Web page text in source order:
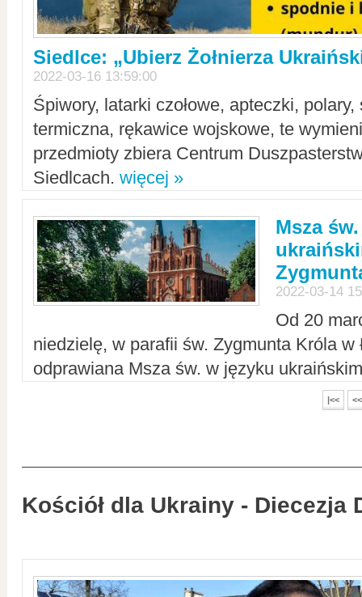
Siedlce: „Ubierz Żołnierza
2022-03-16 13:59:00
Śpiwory, latarki czołowe, apteczki,
termiczna, rękawice wojskowe, te
przedmioty zbiera Centrum
Siedlcach. więcej »
Msza
2022-03-14
Od 20
niedzielę, w parafii św. Zygmunta Króla w
odprawiana Msza św. w języku
|<< <<
Kościół dla Ukrainy - Diecezja